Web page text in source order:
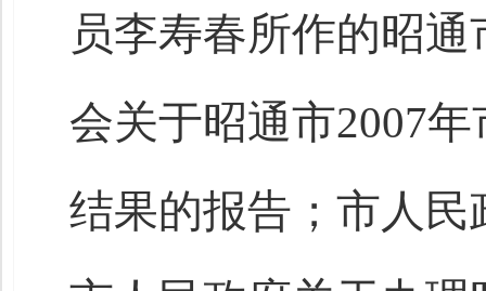
员李寿春所作的昭
会关于昭通市2007
结果的报告；市人